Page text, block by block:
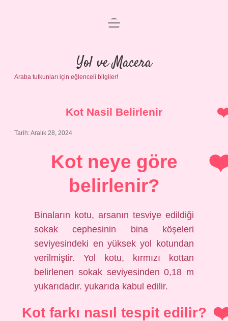
Anasayfa
Gizlilik Politikası
Yasal Uyarı
menüyü
Yol ve Macera
Araba tutkunları için eğlenceli bilgiler!
Kot Nasil Belirlenir
Tarih: Aralık 28, 2024
Kot neye göre
belirlenir?
Binaların kotu, arsanın tesviye edildiği
sokak cephesinin bina köşeleri
seviyesindeki en yüksek yol kotundan
verilmiştir. Yol kotu, kırmızı kottan
belirlenen sokak seviyesinden 0,18 m
yukarıdadır. yukarıda kabul edilir.
Kot farkı nasıl tespit edilir?